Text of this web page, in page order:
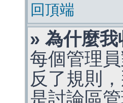
回頂端
» 為什麼
每個管理
反了規則
是討論區